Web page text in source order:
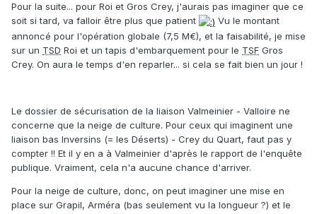
Pour la suite... pour Roi et Gros Crey, j'aurais pas imaginer que ce
soit si tard, va falloir être plus que patient
Vu le montant
annoncé pour l'opération globale (7,5 M€), et la faisabilité, je mise
sur un TSD Roi et un tapis d'embarquement pour le TSF Gros
Crey. On aura le temps d'en reparler... si cela se fait bien un jour !
Le dossier de sécurisation de la liaison Valmeinier - Valloire ne
concerne que la neige de culture. Pour ceux qui imaginent une
liaison bas Inversins (= les Déserts) - Crey du Quart, faut pas y
compter !! Et il y en a à Valmeinier d'après le rapport de l'enquête
publique. Vraiment, cela n'a aucune chance d'arriver.
Pour la neige de culture, donc, on peut imaginer une mise en
place sur Grapil, Arméra (bas seulement vu la longueur ?) et le